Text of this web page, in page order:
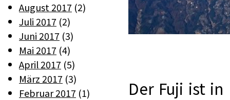
Der Fuji ist
August 2017 (2)
Juli 2017 (2)
Juni 2017 (3)
Mai 2017 (4)
April 2017 (5)
März 2017 (3)
Februar 2017 (1)